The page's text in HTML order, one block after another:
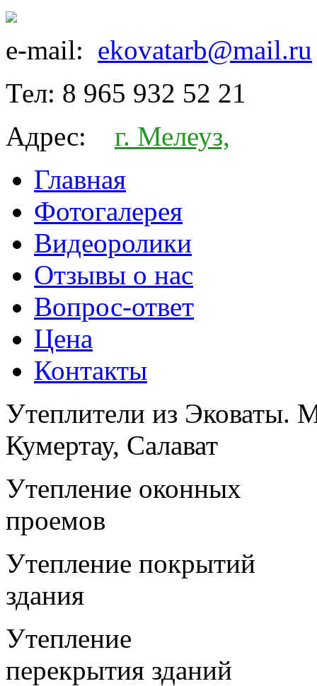
e-mail: ekovatarb@mail.ru
Тел: 8 965 932 52 21
Адрес:
г. Мелеуз,
Главная
Фотогалерея
Видеоролики
Отзывы о нас
Вопрос-ответ
Цена
Контакты
Утеплители из Эковаты.
Кумертау, Салават
Утепление оконных
проемов
Утепление покрытий
здания
Утепление
перекрытия зданий